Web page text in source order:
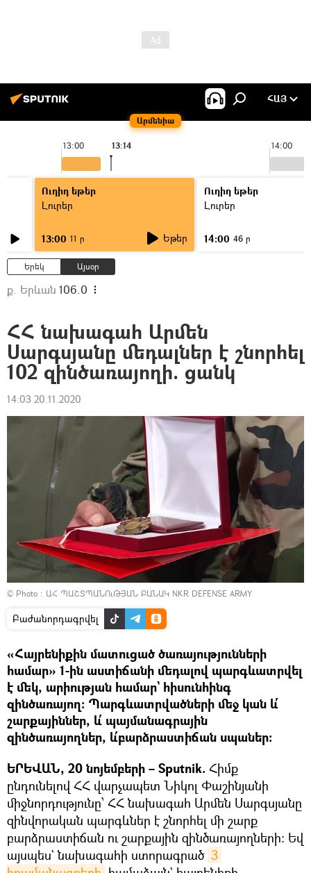
Արմենիա
ՀԱՅ
13:00 14:00
13:14
Ուղիղ եթեր
Լուրեր
13:00 11 ր Եթեր
Ուղիղ եթեր
Լուրեր
14:00 46 ր
Երեկ Այսօր
ք. Երևան 106.0
ՀՀ նախագահ Արմեն
Սարգսյանը մեդալներ է շնորհել
102 զինծառայողի. ցանկ
14:03 20.11.2020
© Photo : ԱՀ ՊԱՇՏՊԱՆՈւԹՅԱՆ ԲԱՆԱԿ NKR DEFENSE ARMY
Բաժանորդագրվել
«Հայրենիքին մատուցած ծառայությունների
համար» 1-ին աստիճանի մեդալով պարգևատրվել
է մեկ, արիության համար` հիսունհինգ
զինծառայող։ Պարգևատրվածների մեջ կան և՛
շարքայիններ, և՛ պայմանագրային
զինծառայողներ, և՛բարձրաստիճան սպաներ։
ԵՐԵՎԱՆ, 20 նոյեմբերի – Sputnik. Հիմք
ընդունելով ՀՀ վարչապետ Նիկոլ Փաշինյանի
միջնորդությունը՝ ՀՀ նախագահ Արմեն Սարգսյանը
զինվորական պարգևներ է շնորհել մի շարք
բարձրաստիճան ու շարքային զինծառայողների։ Եվ
այսպես` նախագահի ստորագրած 3